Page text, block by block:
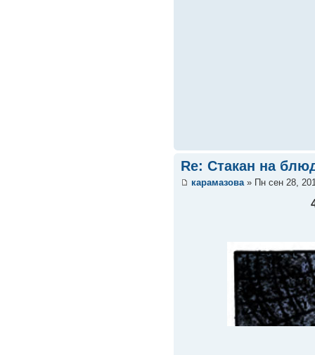
Re: Стакан на
карамазова » Пн сен 28,